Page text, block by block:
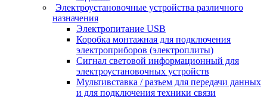
Электроустановочные устройства различного
назначения
Электропитание USB
Коробка монтажная для подключения
электроприборов (электроплиты)
Сигнал световой информационный для
электроустановочных устройств
Мультивставка / разъем для передачи данных
и для подключения техники связи